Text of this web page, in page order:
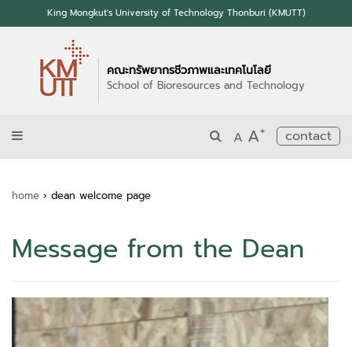
King Mongkut's University of Technology Thonburi (KMUTT)
คณะทรัพยากรชีวภาพและเทคโนโลยี
School of Bioresources and Technology
A A+ contact
home › dean welcome page
Message from the Dean